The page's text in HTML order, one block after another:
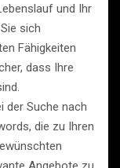
und Ihr
sich
Fähigkeiten
dass Ihre
der Suche nach
die zu Ihren